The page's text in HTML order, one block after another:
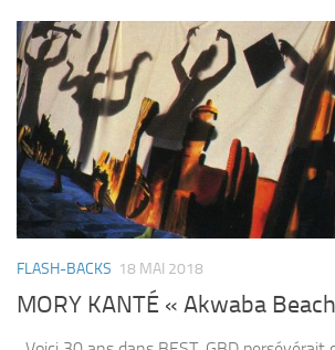
FLASH-BACKS 18 MAI 2018
MORY KANTÉ « Akwaba